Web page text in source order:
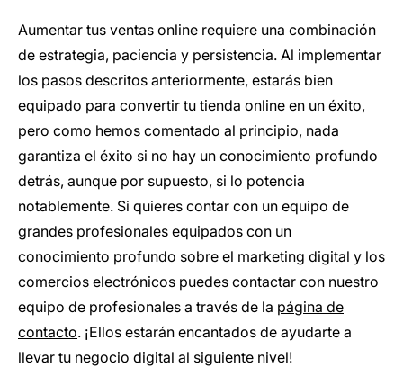
Aumentar tus ventas online requiere una combinación
de estrategia, paciencia y persistencia. Al implementar
los pasos descritos anteriormente, estarás bien
equipado para convertir tu tienda online en un éxito,
pero como hemos comentado al principio, nada
garantiza el éxito si no hay un conocimiento profundo
detrás, aunque por supuesto, si lo potencia
notablemente. Si quieres contar con un equipo de
grandes profesionales equipados con un
conocimiento profundo sobre el marketing digital y los
comercios electrónicos puedes contactar con nuestro
equipo de profesionales a través de la página de
contacto. ¡Ellos estarán encantados de ayudarte a
llevar tu negocio digital al siguiente nivel!